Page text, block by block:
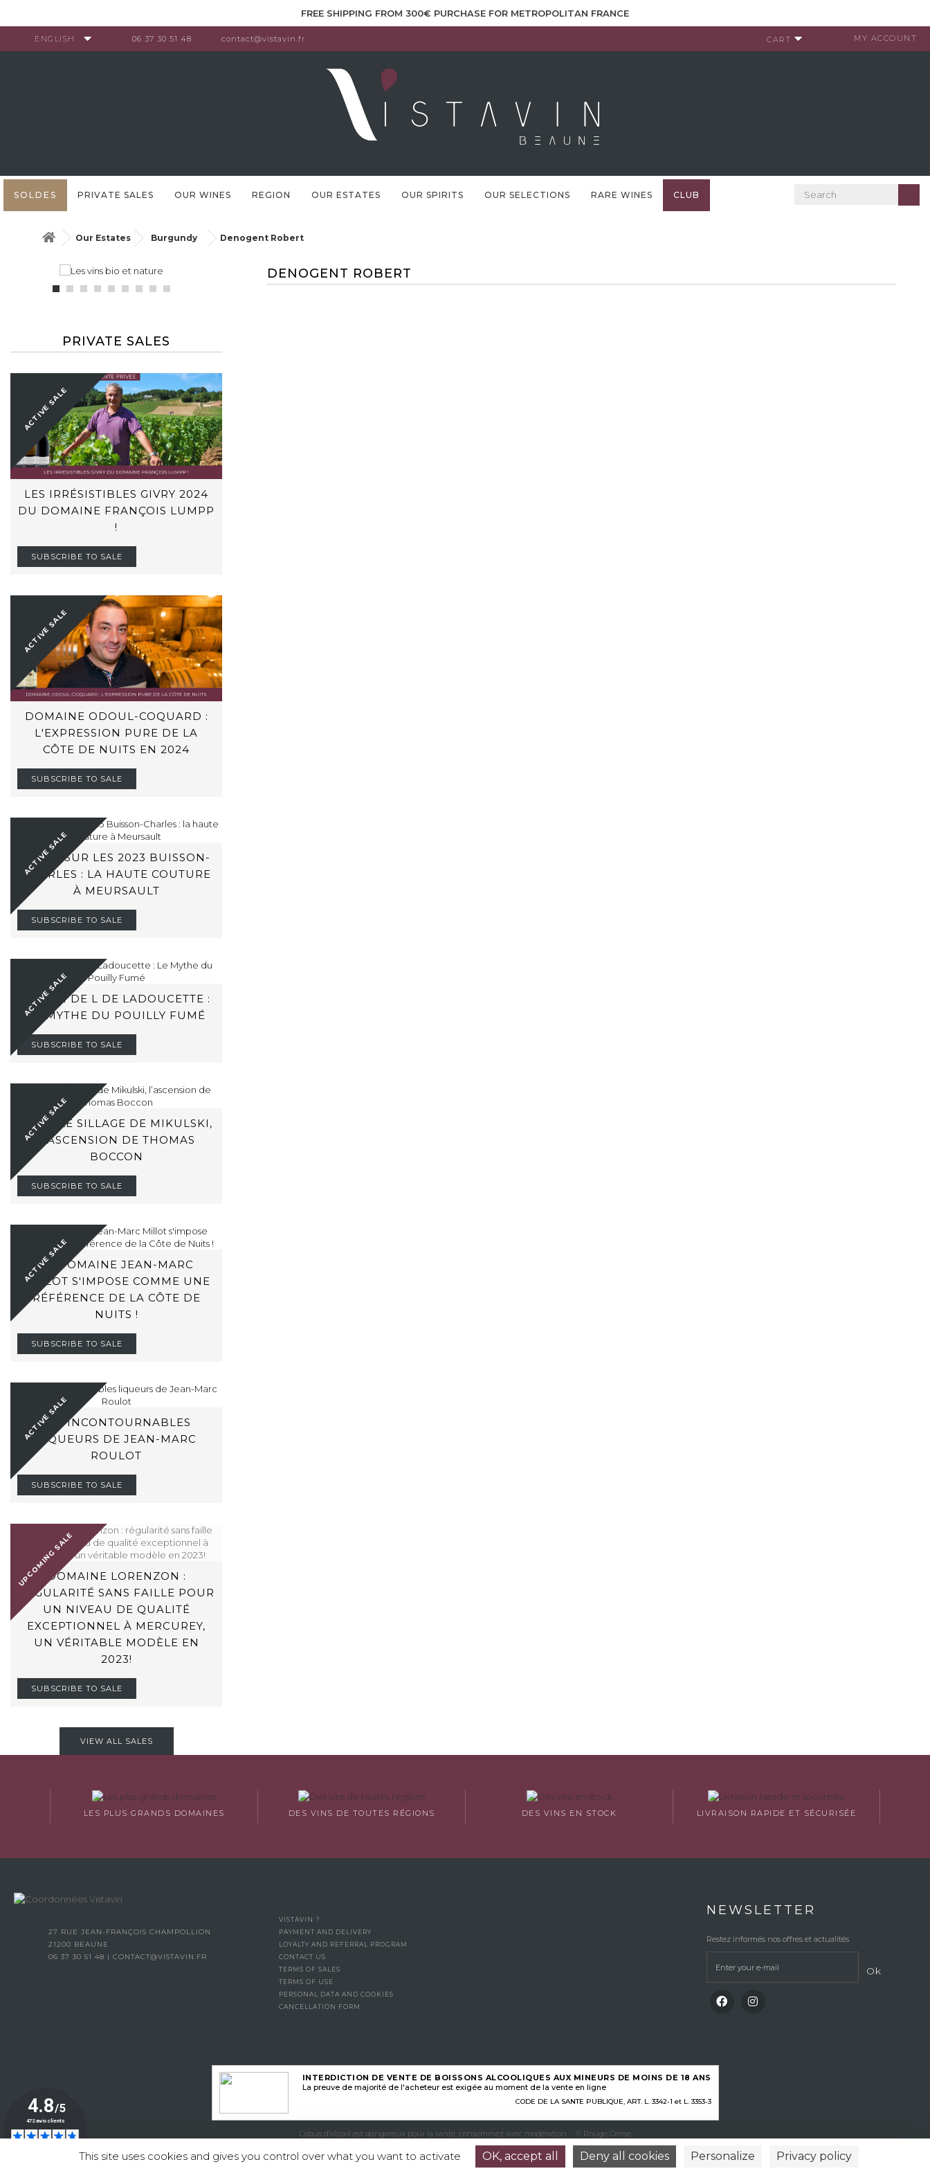
FREE SHIPPING FROM 300€ PURCHASE FOR METROPOLITAN FRANCE
MY ACCOUNT
ENGLISH 06 37 30 51 48 contact@vistavin.fr CART
SOLDES PRIVATE SALES OUR WINES REGION OUR ESTATES OUR SPIRITS OUR SELECTIONS RARE WINES CLUB
Our Estates Burgundy Denogent Robert
PRIVATE SALES
LES IRRÉSISTIBLES GIVRY 2024
DU DOMAINE FRANÇOIS LUMPP
!
SUBSCRIBE TO SALE
ACTIVE SALE
DOMAINE ODOUL-COQUARD :
L'EXPRESSION PURE DE LA
CÔTE DE NUITS EN 2024
SUBSCRIBE TO SALE
ACTIVE SALE
ZOOM SUR LES 2023 BUISSON-
CHARLES : LA HAUTE COUTURE
À MEURSAULT
SUBSCRIBE TO SALE
ACTIVE SALE
BARON DE L DE LADOUCETTE :
LE MYTHE DU POUILLY FUMÉ
SUBSCRIBE TO SALE
ACTIVE SALE
DANS LE SILLAGE DE MIKULSKI,
L’ASCENSION DE THOMAS
BOCCON
SUBSCRIBE TO SALE
ACTIVE SALE
LE DOMAINE JEAN-MARC
MILLOT S'IMPOSE COMME UNE
RÉFÉRENCE DE LA CÔTE DE
NUITS !
SUBSCRIBE TO SALE
ACTIVE SALE
LES INCONTOURNABLES
LIQUEURS DE JEAN-MARC
ROULOT
SUBSCRIBE TO SALE
ACTIVE SALE
DOMAINE LORENZON :
RÉGULARITÉ SANS FAILLE POUR
UN NIVEAU DE QUALITÉ
EXCEPTIONNEL À MERCUREY,
UN VÉRITABLE MODÈLE EN
2023!
SUBSCRIBE TO SALE
UPCOMING SALE
VIEW ALL SALES
DENOGENT ROBERT
LES PLUS GRANDS DOMAINES DES VINS DE TOUTES RÉGIONS DES VINS EN STOCK LIVRAISON RAPIDE ET SÉCURISÉE
27 RUE JEAN-FRANÇOIS CHAMPOLLION
21200 BEAUNE
06 37 30 51 48 | CONTACT@VISTAVIN.FR
VISTAVIN ?
PAYMENT AND DELIVERY
LOYALTY AND REFERRAL PROGRAM
CONTACT US
TERMS OF SALES
TERMS OF USE
PERSONAL DATA AND COOKIES
CANCELLATION FORM
NEWSLETTER
Restez informés nos offres et actualités
Ok
INTERDICTION DE VENTE DE BOISSONS ALCOOLIQUES AUX MINEURS DE MOINS DE 18 ANS
La preuve de majorité de l'acheteur est exigée au moment de la vente en ligne
CODE DE LA SANTE PUBLIQUE, ART. L. 3342-1 et L. 3353-3
L’abus d’alcool est dangereux pour la santé, consommez avec modération © Rouge Cerise
This site uses cookies and gives you control over what you want to activate OK, accept all Deny all cookies Personalize Privacy policy